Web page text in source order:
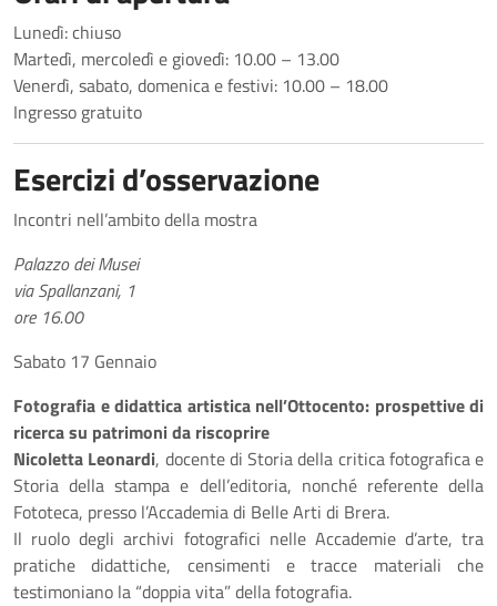
Lunedì: chiuso
Martedì, mercoledì e giovedì: 10.00 – 13.00
Venerdì, sabato, domenica e festivi: 10.00 – 18.00
Ingresso gratuito
Esercizi d’osservazione
Incontri nell’ambito della mostra
Palazzo dei Musei
via Spallanzani, 1
ore 16.00
Sabato 17 Gennaio
Fotografia e didattica artistica nell’Ottocento: prospettive di
ricerca su patrimoni da riscoprire
Nicoletta Leonardi, docente di Storia della critica fotografica e
Storia della stampa e dell’editoria, nonché referente della
Fototeca, presso l’Accademia di Belle Arti di Brera.
Il ruolo degli archivi fotografici nelle Accademie d’arte, tra
pratiche didattiche, censimenti e tracce materiali che
testimoniano la “doppia vita” della fotografia.